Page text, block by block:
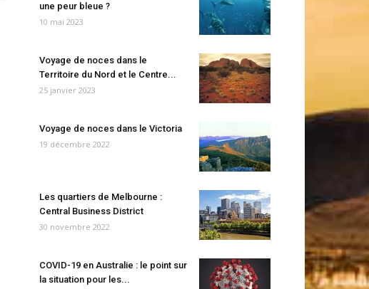
une peur bleue ?
10 mai 2023
Voyage de noces dans le
Territoire du Nord et le Centre...
25 janvier 2023
Voyage de noces dans le Victoria
19 décembre 2022
Les quartiers de Melbourne :
Central Business District
30 novembre 2022
COVID-19 en Australie : le point sur
la situation pour les...